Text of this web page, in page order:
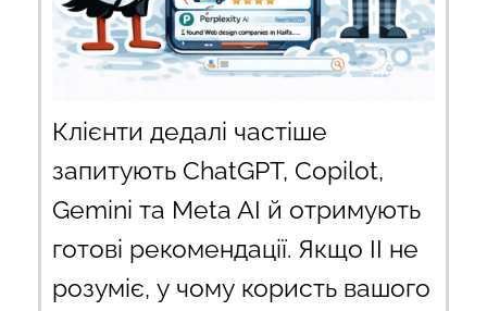
Клієнти дедалі частіше
запитують ChatGPT, Copilot,
Gemini та Meta AI й отримують
готові рекомендації. Якщо ІІ не
розуміє, у чому користь вашого